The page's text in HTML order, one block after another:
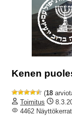
Kenen
(18
Toimitus
4462 Näyttökerrat